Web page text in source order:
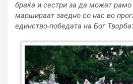
браќа и сестри за да можат
маршираат заедно со нас во
единство-победата на Бог